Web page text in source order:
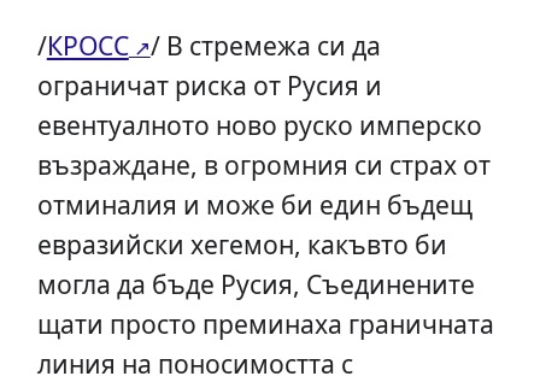
/КРОСС
/ В стремежа си да
ограничат риска от Русия и
евентуалното ново руско имперско
възраждане, в огромния си страх от
отминалия и може би един бъдещ
евразийски хегемон, какъвто би
могла да бъде Русия, Съединените
щати просто преминаха граничната
линия на поносимостта с